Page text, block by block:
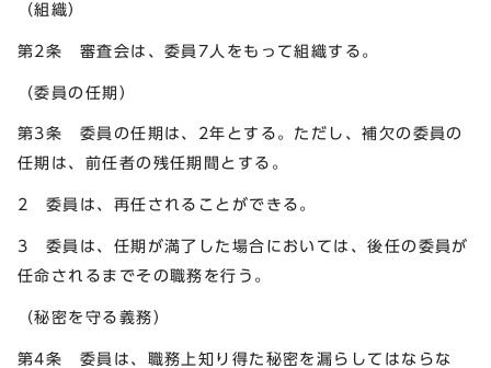
（組織）
第2条 審査会は、委員7人をもって組織する。
（委員の任期）
第3条 委員の任期は、2年とする。ただし、補欠の委員の
任期は、前任者の残任期間とする。
2 委員は、再任されることができる。
3 委員は、任期が満了した場合においては、後任の委員が
任命されるまでその職務を行う。
（秘密を守る義務）
第4条 委員は、職務上知り得た秘密を漏らしてはならな